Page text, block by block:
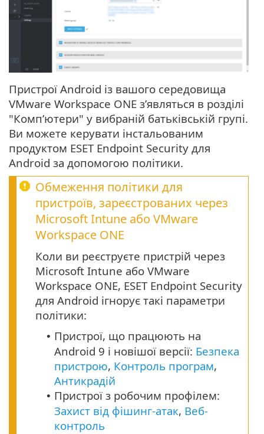
Пристрої Android із вашого середовища
VMware Workspace ONE з’являться в розділі
"Комп’ютери" у вибраній батьківській групі.
Ви можете керувати інстальованим
продуктом ESET Endpoint Security для
Android за допомогою політики.
Обмеження політики для
пристроїв, зареєстрованих через
Microsoft Intune або VMware
Workspace ONE
Коли ви реєструєте пристрій через
Microsoft Intune або VMware
Workspace ONE, ESET Endpoint Security
для Android ігнорує такі параметри
політики:
• Пристрої, що працюють на
Android 9 і новішої версії: Безпека
пристрою, Контроль програм,
Антикрадій
• Пристрої з робочим профілем:
Захист від фішинг-атак, Веб-
контроль